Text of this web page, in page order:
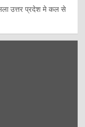
उत्तर प्रदेश मे कल से